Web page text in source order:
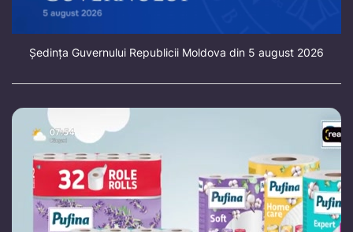
Ședința Guvernului Republicii Moldova din 5 august 2026